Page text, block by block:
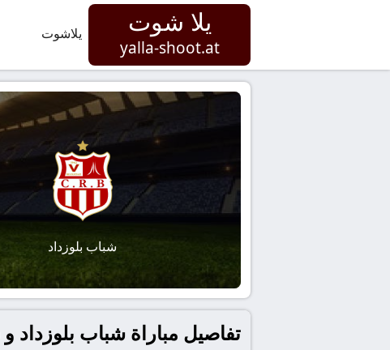
يلا شوت
yalla-shoot.at
يلاشوت
شباب بلوزداد
تفاصيل مباراة شباب بلوزداد و ستيلينبوش بتاريخ 2026-01-25